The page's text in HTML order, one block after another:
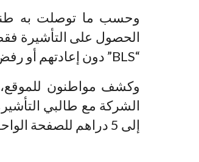
وحسب ما توصلت به
الحصول على التأشيرة
“BLS” دون إعادتهم أو رفض ملفاتهم، بسبب شروطها المتعددة.
وكشف مواطنون للموقع،
الشركة مع طالبي
إلى 5 دراهم للصفحة الواحدة من الوثائق بدل 0,5 درهم.